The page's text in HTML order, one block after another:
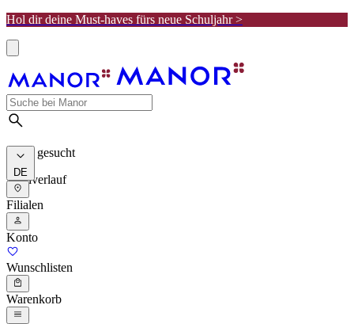
Hol dir deine Must-haves fürs neue Schuljahr >
Meist gesucht
Suchverlauf
DE
Filialen
Konto
Wunschlisten
Warenkorb